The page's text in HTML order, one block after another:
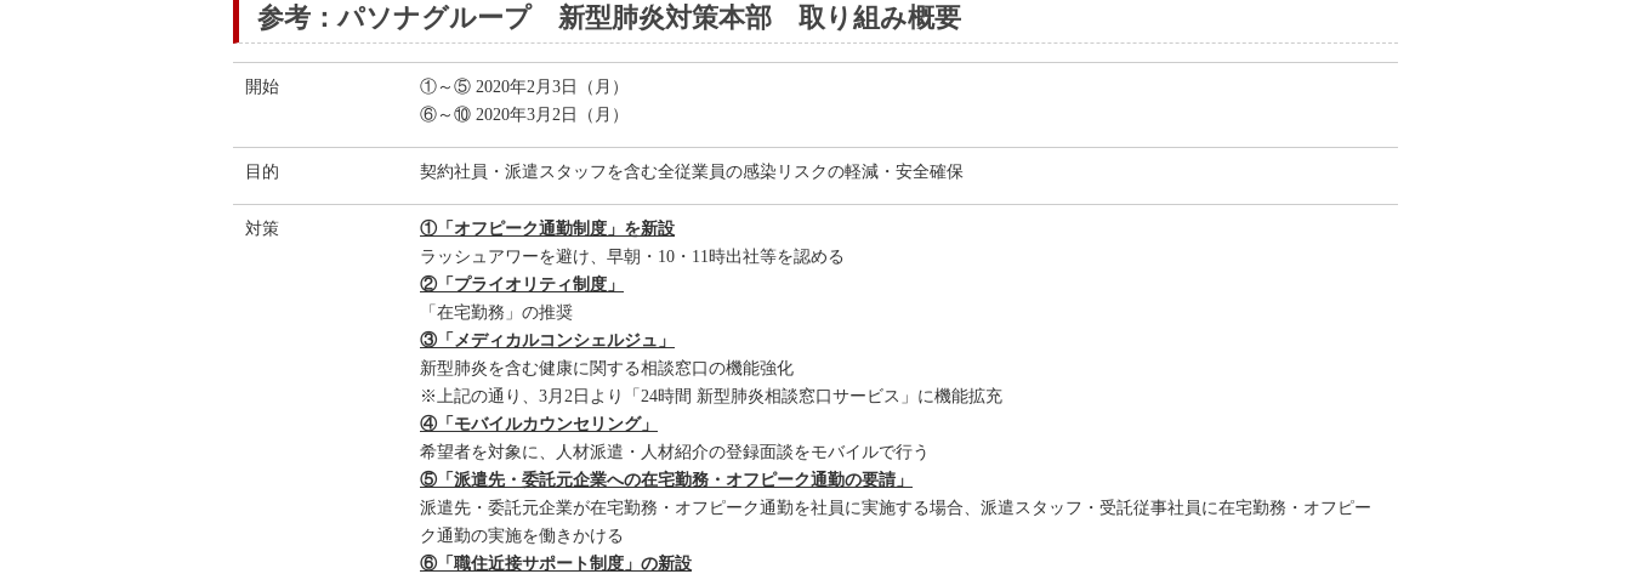
参考：パソナグループ 新型肺炎対策本部 取り組み概要
開始
①～⑤ 2020年2月3日（月）
⑥～⑩ 2020年3月2日（月）
目的 契約社員・派遣スタッフを含む全従業員の感染リスクの軽減・安全確保
対策
①「オフピーク通勤制度」を新設
ラッシュアワーを避け、早朝・10・11時出社等を認める
②「プライオリティ制度」
「在宅勤務」の推奨
③「メディカルコンシェルジュ」
新型肺炎を含む健康に関する相談窓口の機能強化
※上記の通り、3月2日より「24時間 新型肺炎相談窓口サービス」に機能拡充
④「モバイルカウンセリング」
希望者を対象に、人材派遣・人材紹介の登録面談をモバイルで行う
⑤「派遣先・委託元企業への在宅勤務・オフピーク通勤の要請」
派遣先・委託元企業が在宅勤務・オフピーク通勤を社員に実施する場合、派遣スタッフ・受託従事社員に在宅勤務・オフピー
ク通勤の実施を働きかける
⑥「職住近接サポート制度」の新設